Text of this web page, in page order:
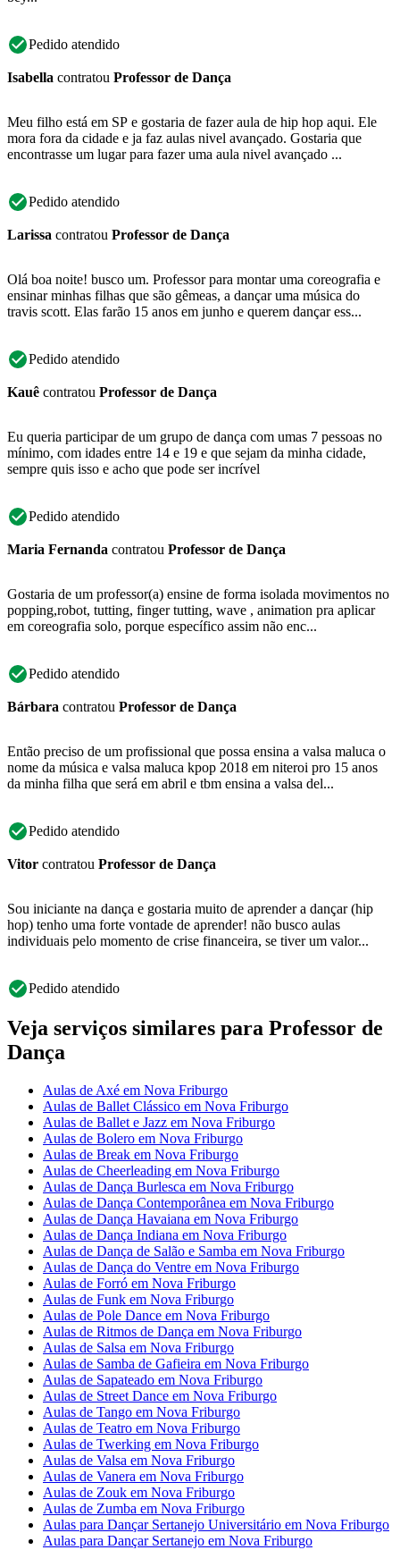
Pedido atendido
Isabella contratou Professor de Dança
Meu filho está em SP e gostaria de fazer aula de hip hop aqui. Ele
mora fora da cidade e ja faz aulas nivel avançado. Gostaria que
encontrasse um lugar para fazer uma aula nivel avançado ...
Pedido atendido
Larissa contratou Professor de Dança
Olá boa noite! busco um. Professor para montar uma coreografia e
ensinar minhas filhas que são gêmeas, a dançar uma música do
travis scott. Elas farão 15 anos em junho e querem dançar ess...
Pedido atendido
Kauê contratou Professor de Dança
Eu queria participar de um grupo de dança com umas 7 pessoas no
mínimo, com idades entre 14 e 19 e que sejam da minha cidade,
sempre quis isso e acho que pode ser incrível
Pedido atendido
Maria Fernanda contratou Professor de Dança
Gostaria de um professor(a) ensine de forma isolada movimentos no
popping,robot, tutting, finger tutting, wave , animation pra aplicar
em coreografia solo, porque específico assim não enc...
Pedido atendido
Bárbara contratou Professor de Dança
Então preciso de um profissional que possa ensina a valsa maluca o
nome da música e valsa maluca kpop 2018 em niteroi pro 15 anos
da minha filha que será em abril e tbm ensina a valsa del...
Pedido atendido
Vitor contratou Professor de Dança
Sou iniciante na dança e gostaria muito de aprender a dançar (hip
hop) tenho uma forte vontade de aprender! não busco aulas
individuais pelo momento de crise financeira, se tiver um valor...
Pedido atendido
Veja serviços similares para Professor de
Dança
Aulas de Axé em Nova Friburgo
Aulas de Ballet Clássico em Nova Friburgo
Aulas de Ballet e Jazz em Nova Friburgo
Aulas de Bolero em Nova Friburgo
Aulas de Break em Nova Friburgo
Aulas de Cheerleading em Nova Friburgo
Aulas de Dança Burlesca em Nova Friburgo
Aulas de Dança Contemporânea em Nova Friburgo
Aulas de Dança Havaiana em Nova Friburgo
Aulas de Dança Indiana em Nova Friburgo
Aulas de Dança de Salão e Samba em Nova Friburgo
Aulas de Dança do Ventre em Nova Friburgo
Aulas de Forró em Nova Friburgo
Aulas de Funk em Nova Friburgo
Aulas de Pole Dance em Nova Friburgo
Aulas de Ritmos de Dança em Nova Friburgo
Aulas de Salsa em Nova Friburgo
Aulas de Samba de Gafieira em Nova Friburgo
Aulas de Sapateado em Nova Friburgo
Aulas de Street Dance em Nova Friburgo
Aulas de Tango em Nova Friburgo
Aulas de Teatro em Nova Friburgo
Aulas de Twerking em Nova Friburgo
Aulas de Valsa em Nova Friburgo
Aulas de Vanera em Nova Friburgo
Aulas de Zouk em Nova Friburgo
Aulas de Zumba em Nova Friburgo
Aulas para Dançar Sertanejo Universitário em Nova Friburgo
Aulas para Dançar Sertanejo em Nova Friburgo